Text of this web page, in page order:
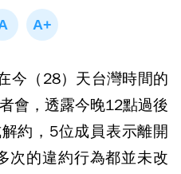
今（28）天台灣時間的
會，透露今晚12點過後
約，5位成員表示離開
次的違約行為都並未改